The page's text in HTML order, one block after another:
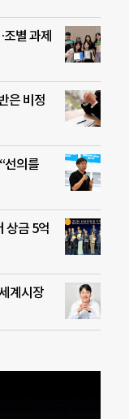
별 과제
은 비정
선의를
상금 5억
계시장